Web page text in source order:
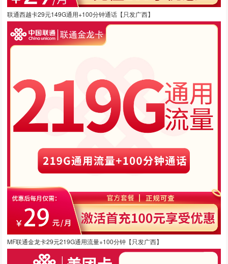
联通西越卡29元149G通用+100分钟通话【只发广西】
MF联通金龙卡29元219G通用流量+100分钟【只发广西】